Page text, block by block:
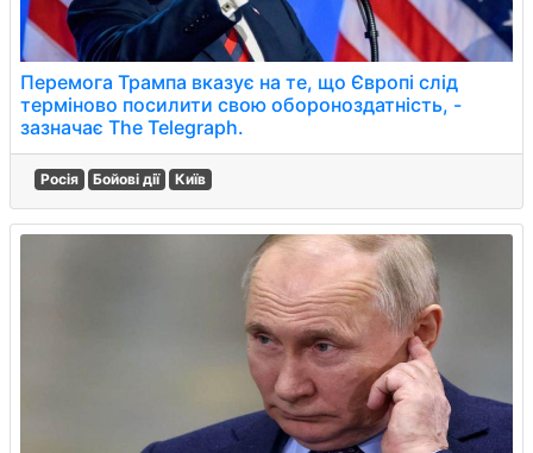
Перемога Трампа вказує на те, що Європі слід
терміново посилити свою обороноздатність, -
зазначає The Telegraph.
Росія Бойові дії Київ